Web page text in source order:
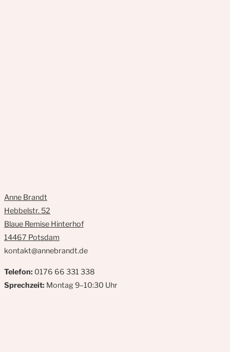
Anne Brandt
Hebbelstr. 52
Blaue Remise Hinterhof
14467 Potsdam
kontakt@annebrandt.de
Telefon: 0176 66 331 338
Sprechzeit: Montag 9–10:30 Uhr